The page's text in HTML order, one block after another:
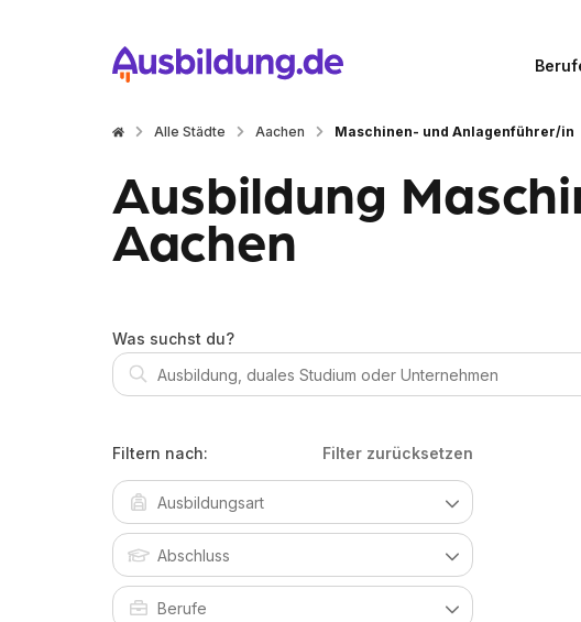
Alle Städte Aachen Maschinen- und Anlagenführer/in
Ausbildung
Aachen
Was suchst du?
Filtern nach: Filter zurücksetzen